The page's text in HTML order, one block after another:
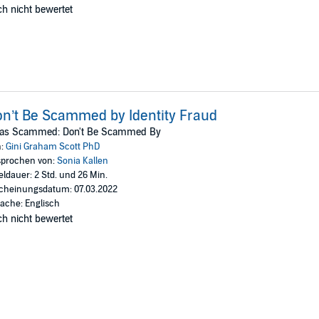
nicht bewertet
Be Scammed by Identity Fraud
Scammed: Don't Be Scammed By
Gini Graham Scott PhD
von:Sonia Kallen
2 Std. und 26 Min.
07.03.2022
Englisch
nicht bewertet